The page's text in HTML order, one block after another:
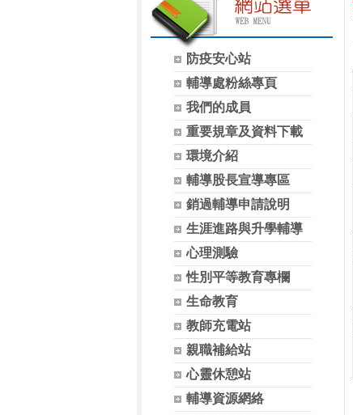
防疫安心站
輔導處粉絲專頁
我們的成員
重要規章及資料下載
環境介紹
輔導股長宣導專區
銷過輔導申請說明
生涯進路與升學輔導
心理測驗
性別平等教育專欄
生命教育
教師充電站
親職補給站
心靈休憩站
輔導資源網絡